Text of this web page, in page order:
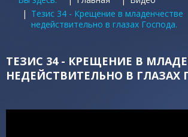
Тезис 34 - Крещение в младенчестве
недействительно в глазах Господа.
ТЕЗИС 34 - КРЕЩЕНИЕ В
НЕДЕЙСТВИТЕЛЬНО В ГЛАЗАХ